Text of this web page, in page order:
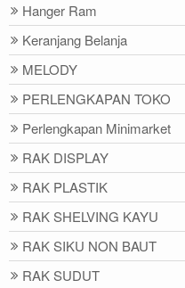
Hanger Ram
Keranjang Belanja
MELODY
PERLENGKAPAN TOKO
Perlengkapan Minimarket
RAK DISPLAY
RAK PLASTIK
RAK SHELVING KAYU
RAK SIKU NON BAUT
RAK SUDUT